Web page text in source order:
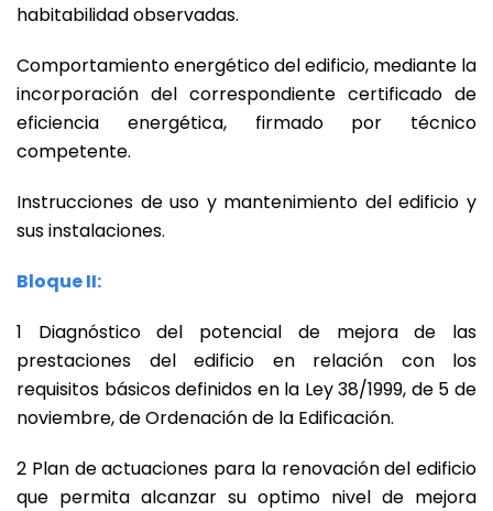
habitabilidad observadas.
Comportamiento energético del edificio, mediante la
incorporación del correspondiente certificado de
eficiencia energética, firmado por técnico
competente.
Instrucciones de uso y mantenimiento del edificio y
sus instalaciones.
Bloque II:
1 Diagnóstico del potencial de mejora de las
prestaciones del edificio en relación con los
requisitos básicos definidos en la Ley 38/1999, de 5 de
noviembre, de Ordenación de la Edificación.
2 Plan de actuaciones para la renovación del edificio
que permita alcanzar su optimo nivel de mejora